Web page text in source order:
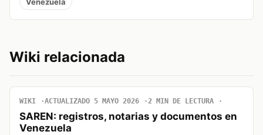
Wiki relacionada
WIKI ACTUALIZADO 5 MAYO 2026 2 MIN DE LECTURA
SAREN: registros, notarias y documentos en
Venezuela